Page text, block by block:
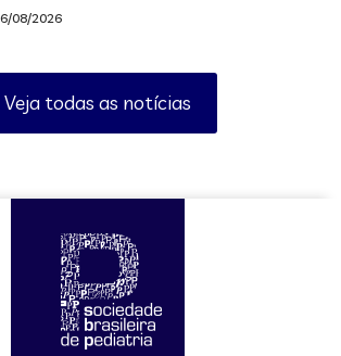
08/2026
Veja todas as notícias